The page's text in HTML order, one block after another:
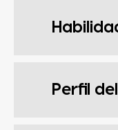
Perfil